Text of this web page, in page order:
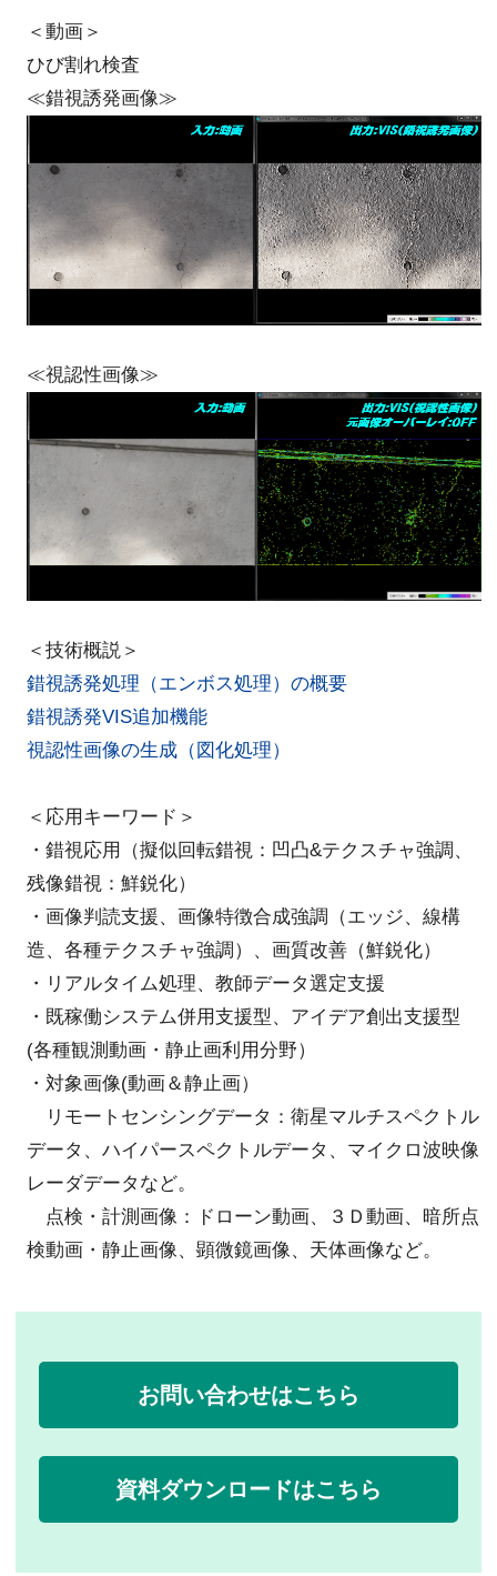
＜動画＞
ひび割れ検査
≪錯視誘発画像≫
≪視認性画像≫
＜技術概説＞
錯視誘発処理（エンボス処理）の概要
錯視誘発VIS追加機能
視認性画像の生成（図化処理）
＜応用キーワード＞
・錯視応用（擬似回転錯視：凹凸&テクスチャ強調、
残像錯視：鮮鋭化）
・画像判読支援、画像特徴合成強調（エッジ、線構
造、各種テクスチャ強調）、画質改善（鮮鋭化）
・リアルタイム処理、教師データ選定支援
・既稼働システム併用支援型、アイデア創出支援型
(各種観測動画・静止画利用分野）
・対象画像(動画＆静止画）
リモートセンシングデータ：衛星マルチスペクトル
データ、ハイパースペクトルデータ、マイクロ波映像
レーダデータなど。
点検・計測画像：ドローン動画、３Ｄ動画、暗所点
検動画・静止画像、顕微鏡画像、天体画像など。
お問い合わせはこちら
資料ダウンロードはこちら